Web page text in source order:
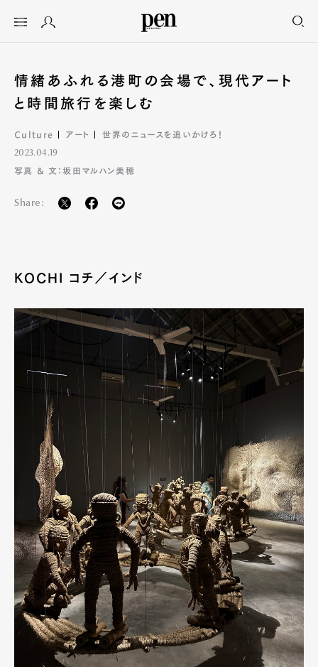
情緒あふれる港町の会場で、現代アート
と時間旅行を楽しむ
Culture アート 世界のニュースを追いかけろ！
2023.04.19
写真 & 文：坂田マルハン美穂
Share:
KOCHI コチ／インド